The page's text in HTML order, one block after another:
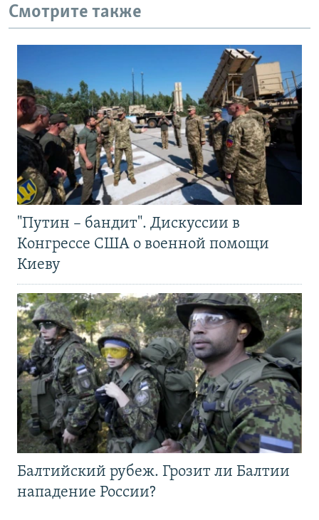
Смотрите также
"Путин – бандит". Дискуссии в
Конгрессе США о военной помощи
Киеву
Балтийский рубеж. Грозит ли Балтии
нападение России?